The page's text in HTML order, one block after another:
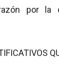
por la